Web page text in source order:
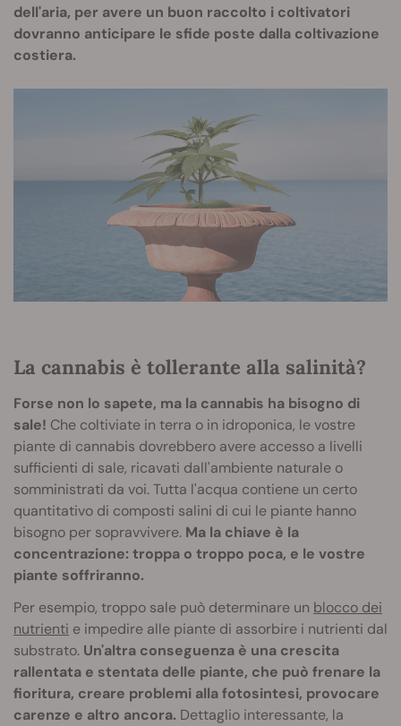
dell'aria, per avere un buon raccolto i coltivatori
dovranno anticipare le sfide poste dalla coltivazione
costiera.
La cannabis è tollerante alla salinità?
Forse non lo sapete, ma la cannabis ha bisogno di
sale! Che coltiviate in terra o in idroponica, le vostre
piante di cannabis dovrebbero avere accesso a livelli
sufficienti di sale, ricavati dall'ambiente naturale o
somministrati da voi. Tutta l'acqua contiene un certo
quantitativo di composti salini di cui le piante hanno
bisogno per sopravvivere. Ma la chiave è la
concentrazione: troppa o troppo poca, e le vostre
piante soffriranno.
Per esempio, troppo sale può determinare un blocco dei
nutrienti e impedire alle piante di assorbire i nutrienti dal
substrato. Un'altra conseguenza è una crescita
rallentata e stentata delle piante, che può frenare la
fioritura, creare problemi alla fotosintesi, provocare
carenze e altro ancora. Dettaglio interessante, la